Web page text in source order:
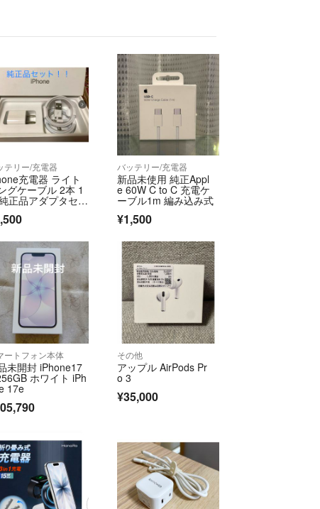
。
ませんので、不安な方は購入前に一度ご相談くだ
は梱包後、サイズの関係で変更となる場合もござ
ただいた場合、発送先が同一のときは同梱させて
います。
方は購入後、お支払い予定日のご連絡をお願いいた
返品は発送前でも一切応じられません。
発送準備に取り掛かる事や他サイトの出品を取り
ぐれもご注意くださいませ。
品を使用する事がございます。
さり、ありがとうございました。
心がけますので、ご縁がありましたらよろしくお
テリー/充電器
充電器 ライト
グケーブル 2本 1
正品アダプタセッ
バッテリー/充電器
新品未使用 純正Appl
e 60W C to C 充電ケ
ーブル1m 編み込み式
¥1,500
ートフォン本体
未開封 iPhone17
ホワイト iPh
17e
その他
アップル AirPods Pr
o 3
¥35,000